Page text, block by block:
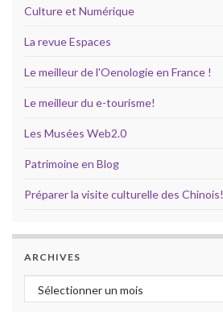
Culture et Numérique
La revue Espaces
Le meilleur de l'Oenologie en France !
Le meilleur du e-tourisme!
Les Musées Web2.0
Patrimoine en Blog
Préparer la visite culturelle des Chinois!
ARCHIVES
Archives